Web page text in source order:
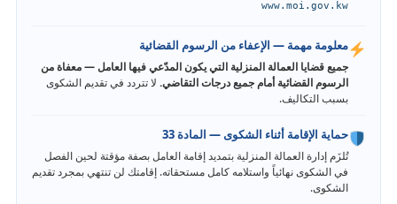
www.moi.gov.kw
معلومة مهمة — الإعفاء من الرسوم القضائية
جميع قضايا العمالة المنزلية التي يكون المدّعي فيها العامل — معفاة من
الرسوم القضائية أمام جميع درجات التقاضي. لا تتردد في تقديم الشكوى
بسبب التكاليف.
حماية الإقامة أثناء الشكوى — المادة 33
تُلزَم إدارة العمالة المنزلية بتمديد إقامة العامل بصفة مؤقتة لحين الفصل
في الشكوى نهائياً واستلامه كامل مستحقاته. إقامتك لن تنتهي بمجرد تقديم
الشكوى.